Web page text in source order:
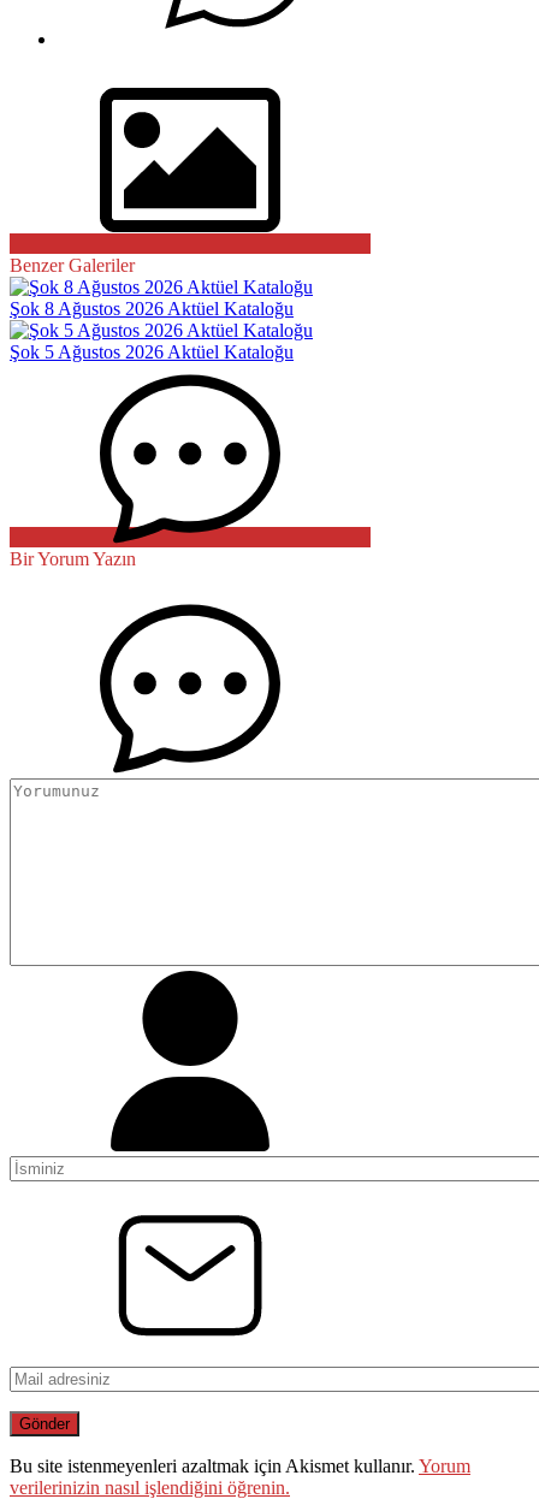
Benzer Galeriler
Şok 8 Ağustos 2026 Aktüel Kataloğu
Şok 5 Ağustos 2026 Aktüel Kataloğu
Bir Yorum Yazın
Bu site istenmeyenleri azaltmak için Akismet kullanır. Yorum
verilerinizin nasıl işlendiğini öğrenin.